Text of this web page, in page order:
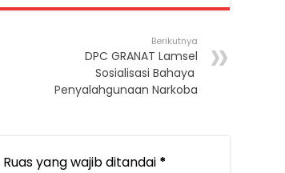
Berikutnya
DPC GRANAT Lamsel
Sosialisasi Bahaya
Penyalahgunaan Narkoba
Ruas yang wajib ditandai *